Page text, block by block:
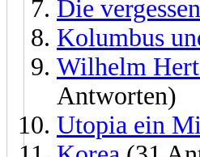
Die
Kolumbus
Wilhelm
Antworten)
Utopia ein